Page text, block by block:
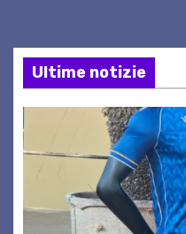
Ultime notizie